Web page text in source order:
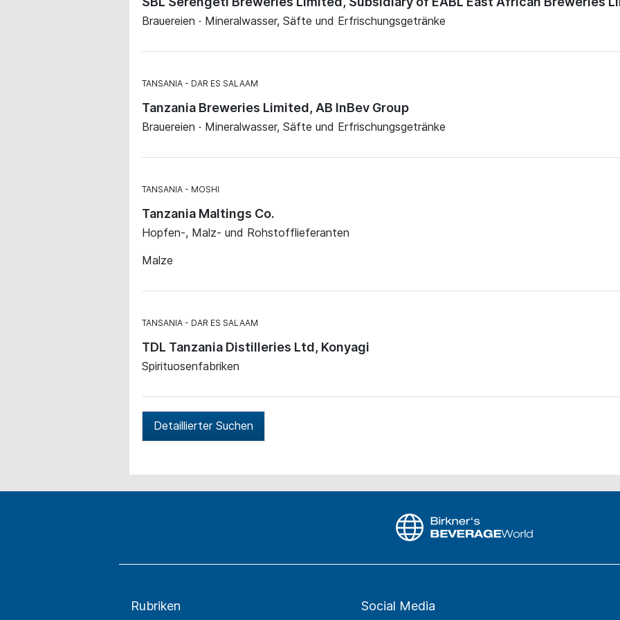
Brauereien · Mineralwasser, Säfte und Erfrischungsgetränke
TANSANIA DAR ES SALAAM
Tanzania Breweries Limited, AB InBev Group
Brauereien · Mineralwasser, Säfte und Erfrischungsgetränke
TANSANIA MOSHI
Tanzania Maltings Co.
Hopfen-, Malz- und Rohstofflieferanten
Malze
TANSANIA DAR ES SALAAM
TDL Tanzania Distilleries Ltd, Konyagi
Spirituosenfabriken
Detaillierter Suchen
Rubriken Social Media